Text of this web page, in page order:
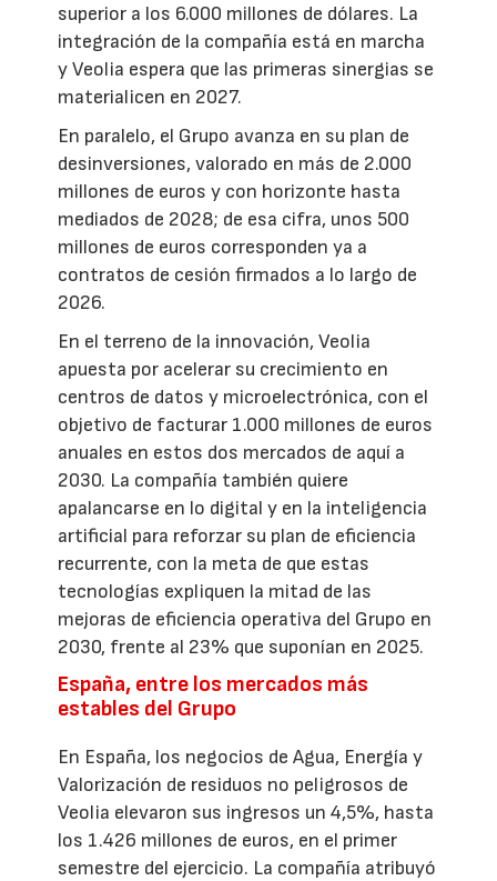
superior a los 6.000 millones de dólares. La
integración de la compañía está en marcha
y Veolia espera que las primeras sinergias se
materialicen en 2027.
En paralelo, el Grupo avanza en su plan de
desinversiones, valorado en más de 2.000
millones de euros y con horizonte hasta
mediados de 2028; de esa cifra, unos 500
millones de euros corresponden ya a
contratos de cesión firmados a lo largo de
2026.
En el terreno de la innovación, Veolia
apuesta por acelerar su crecimiento en
centros de datos y microelectrónica, con el
objetivo de facturar 1.000 millones de euros
anuales en estos dos mercados de aquí a
2030. La compañía también quiere
apalancarse en lo digital y en la inteligencia
artificial para reforzar su plan de eficiencia
recurrente, con la meta de que estas
tecnologías expliquen la mitad de las
mejoras de eficiencia operativa del Grupo en
2030, frente al 23% que suponían en 2025.
España, entre los mercados más
estables del Grupo
En España, los negocios de Agua, Energía y
Valorización de residuos no peligrosos de
Veolia elevaron sus ingresos un 4,5%, hasta
los 1.426 millones de euros, en el primer
semestre del ejercicio. La compañía atribuyó